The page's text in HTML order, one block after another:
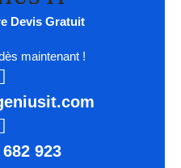
Devis Gratuit
maintenant !
923